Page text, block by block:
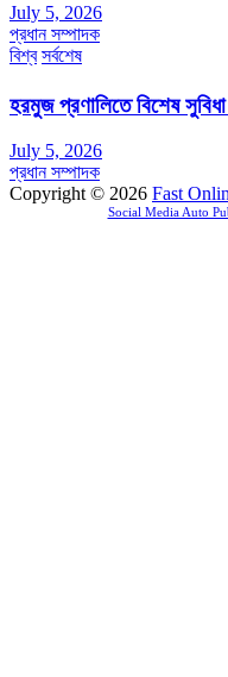
July 5, 2026
প্রধান সম্পাদক
বিশ্ব সর্বশেষ
হরমুজ প্রণালিতে বিশেষ
July 5, 2026
প্রধান সম্পাদক
Copyright © 2026 Fast
Social Media Auto